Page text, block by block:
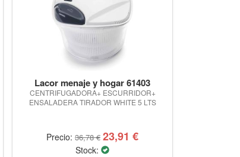
Lacor menaje y hogar 61403
CENTRIFUGADORA+ ESCURRIDOR+
ENSALADERA TIRADOR WHITE 5 LTS
Precio:36,78 € 23,91 €
Stock: